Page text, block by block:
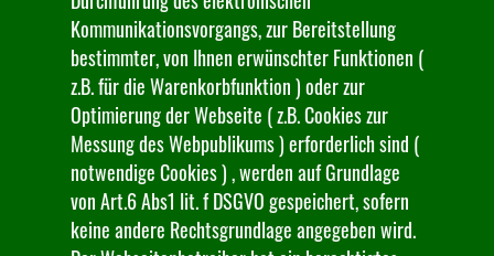
Kommunikationsvorgangs, zur Bereitstellung
bestimmter, von Ihnen erwünschter Funktionen (
z.B. für die Warenkorbfunktion ) oder zur
Optimierung der Webseite ( z.B. Cookies zur
Messung des Webpublikums ) erforderlich sind (
notwendige Cookies ) , werden auf Grundlage
von Art.6 Abs1 lit. f DSGVO gespeichert, sofern
keine andere Rechtsgrundlage angegeben wird.